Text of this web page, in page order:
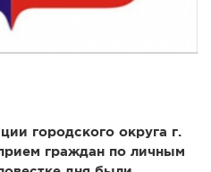
городского округа г.
граждан по личным